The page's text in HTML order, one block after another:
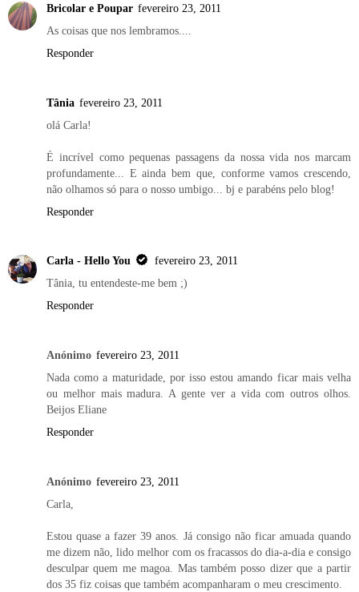
Bricolar e Poupar fevereiro 23, 2011
As coisas que nos lembramos....
Responder
Tânia fevereiro 23, 2011
olá Carla!
É incrível como pequenas passagens da nossa vida nos marcam
profundamente... E ainda bem que, conforme vamos crescendo,
não olhamos só para o nosso umbigo... bj e parabéns pelo blog!
Responder
Carla - Hello You
fevereiro 23, 2011
Tânia, tu entendeste-me bem ;)
Responder
Anónimo fevereiro 23, 2011
Nada como a maturidade, por isso estou amando ficar mais velha
ou melhor mais madura. A gente ver a vida com outros olhos.
Beijos Eliane
Responder
Anónimo fevereiro 23, 2011
Carla,
Estou quase a fazer 39 anos. Já consigo não ficar amuada quando
me dizem não, lido melhor com os fracassos do dia-a-dia e consigo
desculpar quem me magoa. Mas também posso dizer que a partir
dos 35 fiz coisas que também acompanharam o meu crescimento.